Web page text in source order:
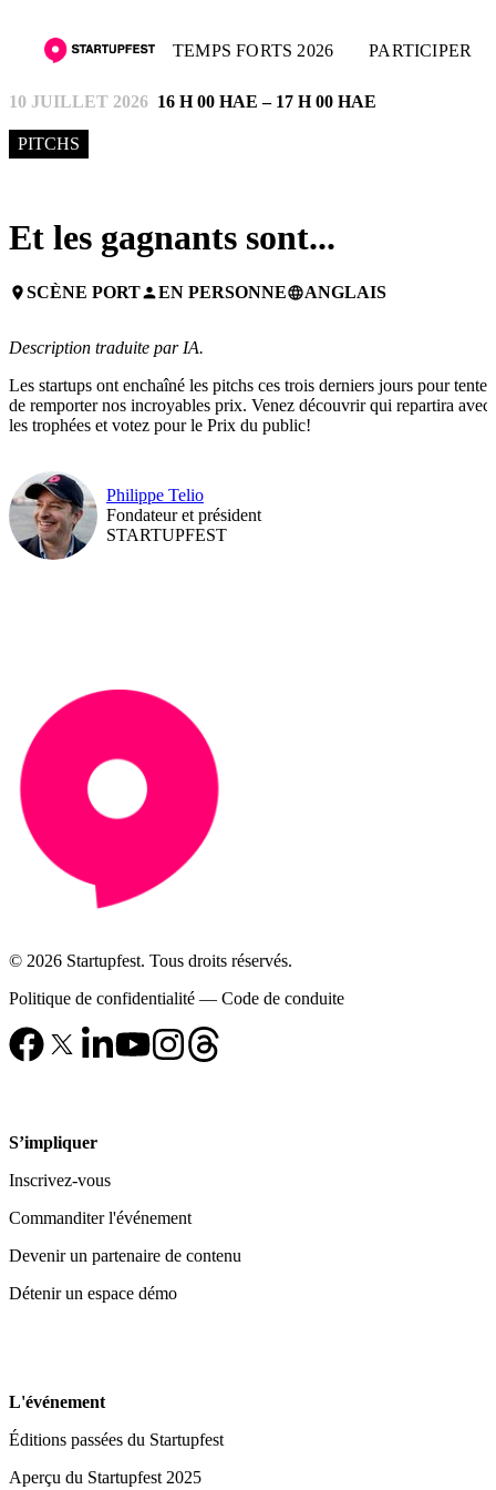
TEMPS FORTS 2026 PARTICIPER
10 JUILLET 2026 16 H 00 HAE – 17 H 00 HAE
PITCHS
Et les gagnants sont...
placeSCÈNE PORTpersonEN PERSONNElanguageANGLAIS
Description traduite par IA.
Les startups ont enchaîné les pitchs ces trois derniers jours pour tenter
de remporter nos incroyables prix. Venez découvrir qui repartira avec
les trophées et votez pour le Prix du public!
Philippe Telio
Fondateur et président
STARTUPFEST
© 2026 Startupfest. Tous droits réservés.
Politique de confidentialité — Code de conduite
S’impliquer
Inscrivez-vous
Commanditer l'événement
Devenir un partenaire de contenu
Détenir un espace démo
L'événement
Éditions passées du Startupfest
Aperçu du Startupfest 2025